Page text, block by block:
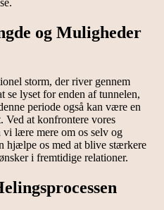
og Muligheder
storm, der river gennem
lyset for enden af tunnelen,
periode også kan være en
Ved at konfrontere vores
vi lære mere om os selv og
hjælpe os med at blive stærkere
i fremtidige relationer.